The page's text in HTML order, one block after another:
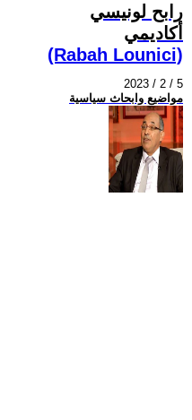
رابح لونيسي
أكاديمي
(Rabah Lounici)
2023 / 2 / 5
مواضيع وابحاث سياسية